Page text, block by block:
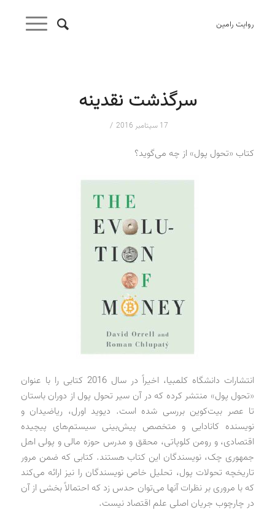
روایت رامین
سرگذشت نقدینه
17 سپتامبر 2016 /
کتاب «تحول پول» از چه می‌گوید؟
انتشارات دانشگاه کلمبیا، اخیراً در سال 2016 کتابی را با عنوان
«تحول پول» منتشر کرده که در آن سیر تحول پول از دوران باستان
تا عصر بیت‌کوین بررسی شده است. دیوید اورل، ریاضیدان و
نویسنده کانادایی و متخصص پیش‌بینی سیستم‌های پیچیده
اقتصادی، و رومن کلوپاتی، محقق و مدرس حوزه مالی و پولی اهل
جمهوری چک، نویسندگان این کتاب هستند. کتابی که ضمن مرور
تاریخچه تحولات پول، تحلیل خاص نویسندگان را نیز ارائه می‌کند
که با مروری بر نظرات آنها می‌توان حدس زد که احتمالاً بخشی از آن
در چارچوب جریان اصلی علم اقتصاد نیست.